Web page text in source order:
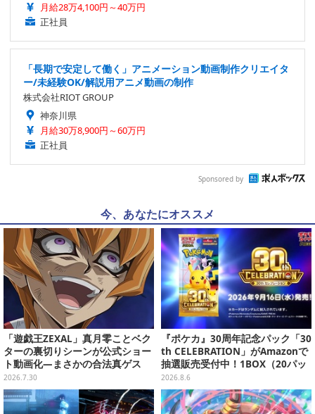
月給28万4,100円～40万円
正社員
「長期で安定して働く」アニメーション動画制作クリエイタ
ー/未経験OK/解説用アニメ動画の制作
株式会社RIOT GROUP
神奈川県
月給30万8,900円～60万円
正社員
Sponsored by
今、あなたにオススメ
「遊戯王ZEXAL」真月零ことベク
ターの裏切りシーンが公式ショー
ト動画化―まさかの合法真ゲス
2026.7.30
『ポケカ』30周年記念パック「30
th CELEBRATION」がAmazonで
抽選販売受付中！1BOX（20パッ
ク入り）
2026.8.6